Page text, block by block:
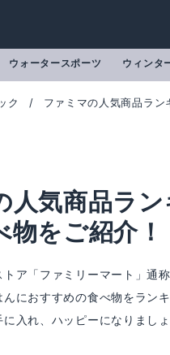
ウォータースポーツ ウィンタ
ク ファミマの人気商品ラン
人気商品ラ
をご紹介！
ア「ファミリーマート」通
んにおすすめの食べ物をラン
入れ、ハッピーになりましょ